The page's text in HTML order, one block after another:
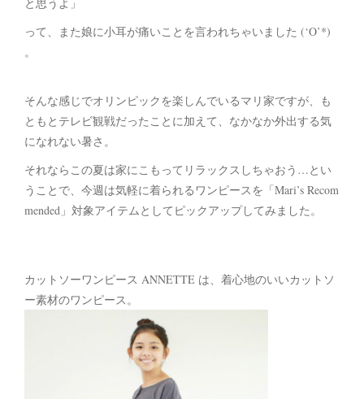
って、また娘に小耳が痛いことを言われちゃいました (‘O’*)
。
そんな感じでオリンピックを楽しんでいるマリ家ですが、も
ともとテレビ観戦だったことに加えて、なかなか外出する気
になれない暑さ。
それならこの夏は家にこもってリラックスしちゃおう…とい
うことで、今週は気軽に着られるワンピースを「Mari’s Recom
mended」対象アイテムとしてピックアップしてみました。
カットソーワンピース ANNETTE は、着心地のいいカットソ
ー素材のワンピース。